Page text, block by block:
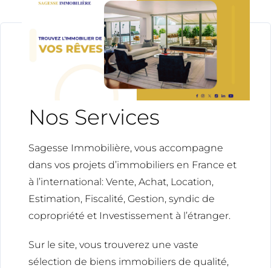
Nos Services
Sagesse Immobilière, vous accompagne
dans vos projets d’immobiliers en France et
à l’international: Vente, Achat, Location,
Estimation, Fiscalité, Gestion, syndic de
copropriété et Investissement à l’étranger.
Sur le site, vous trouverez une vaste
sélection de biens immobiliers de qualité,